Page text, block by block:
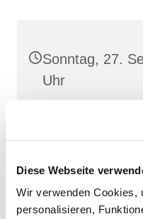
Diese Webseite
Wir verwenden Cookies,
personalisieren,
Sonntag, 27.
Uhr
Frankenwall 7,